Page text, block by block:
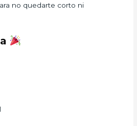
no quedarte corto ni